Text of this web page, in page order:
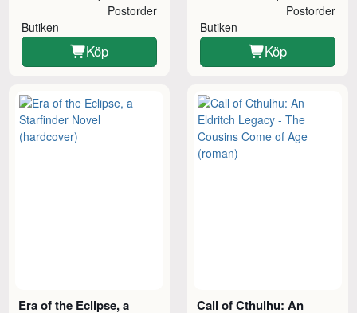
Butiken
Postorder
Köp
Butiken
Postorder
Köp
Era of the Eclipse, a
Call of Cthulhu: An